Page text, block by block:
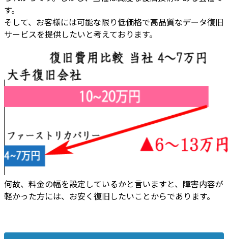
す。
そして、 お客様には可能な限り低価格で高品質なデータ復旧
サービスを提供したいと考えております。
何故、 料金の幅を設定しているかと言いますと、 障害内容が
軽かった方には、お安く復旧したいことからであります。